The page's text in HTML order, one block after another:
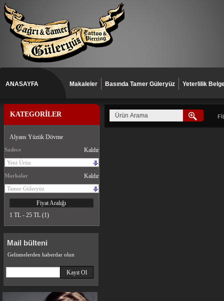
ANASAYFA Makaleler Basında Tamer Güleryüz Yeterlilik
KATEGORİLER
Alyans Yüzük Dövme
Sadece Kaldır
Yeni Ürün
Markalar Kaldır
Tamer Güleryüz
Fiyat Aralığı
1 TL - 25 TL (1)
Mail bülteni
Gelismelerden haberdar olun